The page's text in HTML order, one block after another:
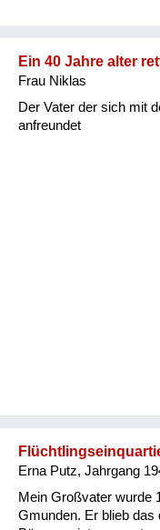
Ein 40 Jahre alter
Frau Niklas
Der Vater der sich mit
anfreundet
Erna Putz, Jahrgang
Mein Großvater wurde
Gmunden. Er blieb das